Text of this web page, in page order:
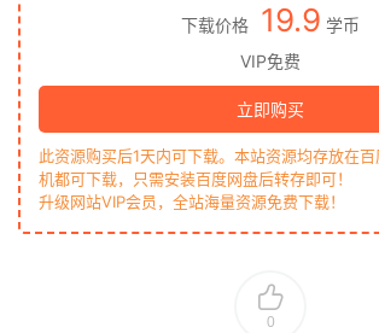
下载价格 19.9 学币
VIP免费
立即购买
此资源购买后1天内可下载。本站资源均存放在
机都可下载，只需安装百度网盘后转存即可！
升级网站VIP会员，全站海量资源免费下载！
0